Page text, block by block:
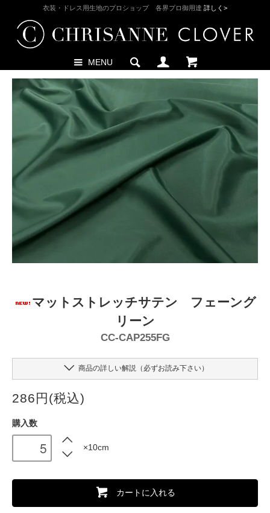
衣装・ドレス用生地のプロショップ 各界プロ御用達 詳しく>
MENU
マットストレッチサテン フェーング
リーン
CC-CAP255FG
商品の詳しい解説（必ずお読み下さい）
286円(税込)
購入数
×10cm
カートに入れる